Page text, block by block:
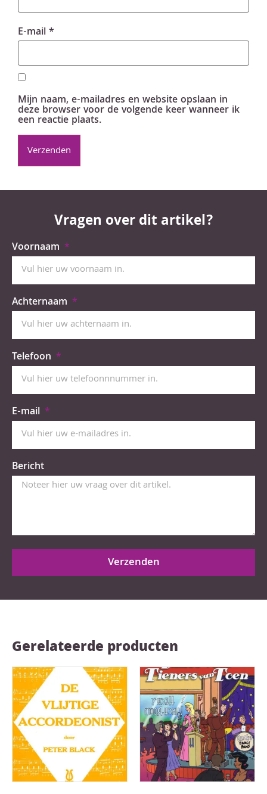
E-mail*
Mijn naam, e-mailadres en website opslaan in
deze browser voor de volgende keer wanneer ik
een reactie plaats.
Vragen over dit artikel?
Voornaam
Achternaam
Telefoon
E-mail
Bericht
Verzenden
Gerelateerde producten